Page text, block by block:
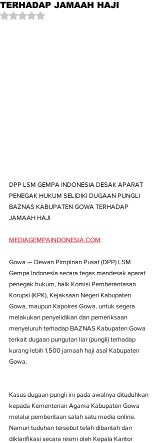
TERHADAP JAMAAH HAJI
Dinilai NaN dari 5 bintang.
DPP LSM GEMPA INDONESIA DESAK APARAT
PENEGAK HUKUM SELIDIKI DUGAAN PUNGLI
BAZNAS KABUPATEN GOWA TERHADAP
JAMAAH HAJI
MEDIAGEMPAINDONESIA.COM.
Gowa — Dewan Pimpinan Pusat (DPP) LSM
Gempa Indonesia secara tegas mendesak aparat
penegak hukum, baik Komisi Pemberantasan
Korupsi (KPK), Kejaksaan Negeri Kabupaten
Gowa, maupun Kapolres Gowa, untuk segera
melakukan penyelidikan dan pemeriksaan
menyeluruh terhadap BAZNAS Kabupaten Gowa
terkait dugaan pungutan liar (pungli) terhadap
kurang lebih 1.500 jamaah haji asal Kabupaten
Gowa.
Kasus dugaan pungli ini pada awalnya dituduhkan
kepada Kementerian Agama Kabupaten Gowa
melalui pemberitaan salah satu media online.
Namun tuduhan tersebut telah dibantah dan
diklarifikasi secara resmi oleh Kepala Kantor